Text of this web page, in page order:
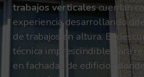
trabajos verticalescuentan
experiencia desarrollando
de trabajos en altura. El
técnica imprescindible para
en fachadas de edificios